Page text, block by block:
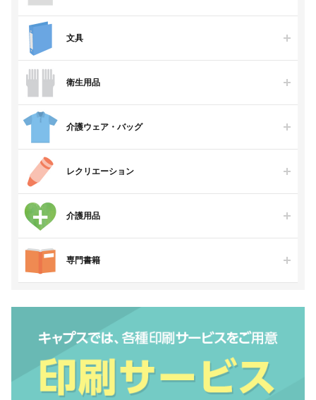
文具
衛生用品
介護ウェア・バッグ
レクリエーション
介護用品
専門書籍